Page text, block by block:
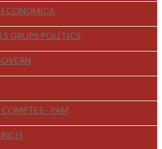
GRUPS POLÍTICS
- PAM